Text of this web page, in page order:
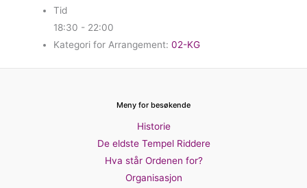
Tid
18:30 - 22:00
Kategori for Arrangement: 02-KG
Meny for besøkende
Historie
De eldste Tempel Riddere
Hva står Ordenen for?
Organisasjon